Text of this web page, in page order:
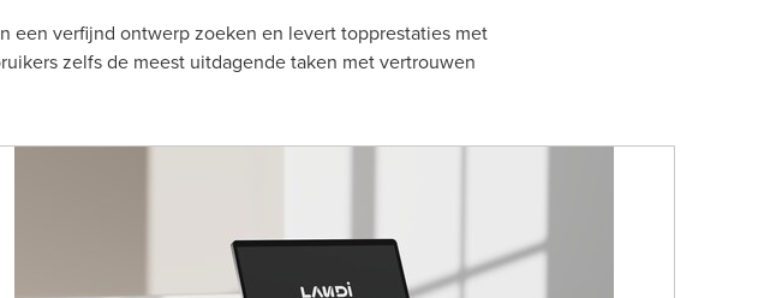
een verfijnd ontwerp zoeken en levert topprestaties met
zelfs de meest uitdagende taken met vertrouwen